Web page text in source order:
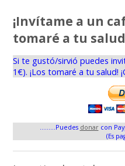
¡Invítame a un
tomaré a tu
Si te gustó/sirvió puedes
1€). ¡Los tomaré a tu salud!
.........Puedes donarcon
(Es